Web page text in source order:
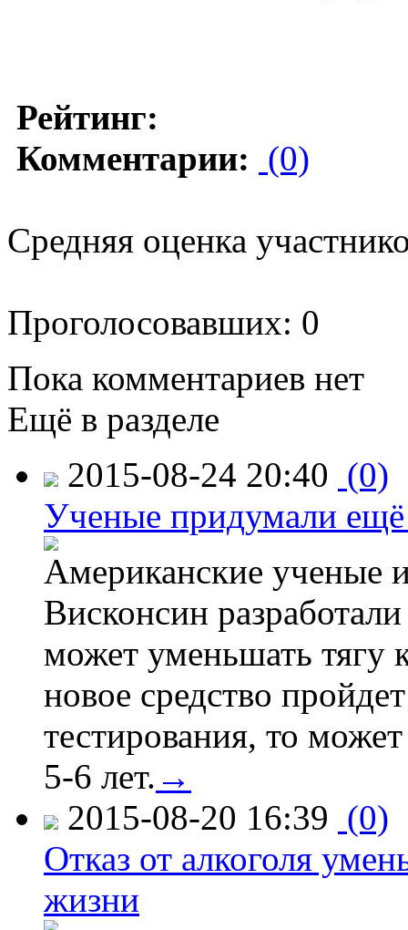
Рейтинг:
Комментарии: (0)
Средняя оценка
Проголосовавших: 0
Пока комментариев нет
Ещё в разделе
2015-08-24 20:40 (0)
Ученые придумали ещё
Американские ученые
Висконсин
может уменьшать тягу
новое средство
тестирования, то
5-6 лет. →
2015-08-20 16:39 (0)
Отказ от алкоголя
жизни